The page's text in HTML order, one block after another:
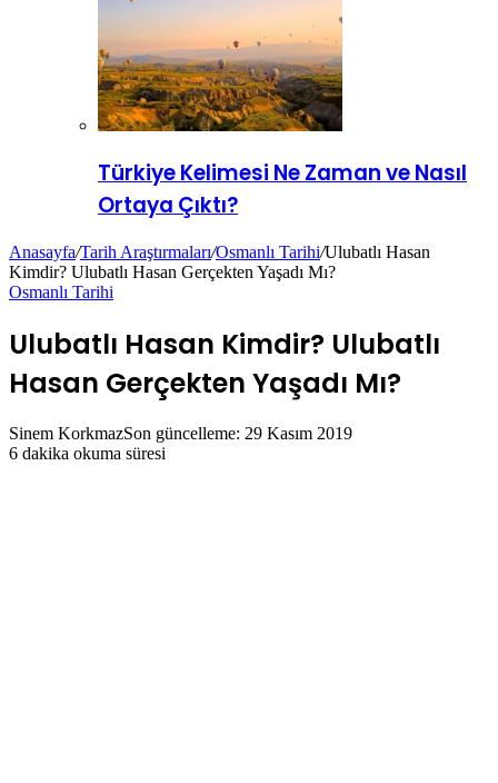
Türkiye Kelimesi Ne Zaman ve Nasıl
Ortaya Çıktı?
Anasayfa/Tarih Araştırmaları/Osmanlı Tarihi/Ulubatlı Hasan
Kimdir? Ulubatlı Hasan Gerçekten Yaşadı Mı?
Osmanlı Tarihi
Ulubatlı Hasan Kimdir? Ulubatlı
Hasan Gerçekten Yaşadı Mı?
Sinem KorkmazSon güncelleme: 29 Kasım 2019
6 dakika okuma süresi